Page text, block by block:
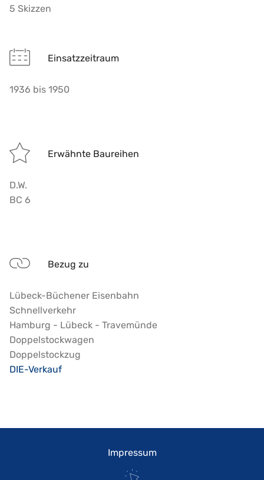
5 Skizzen
Einsatzzeitraum
1936 bis 1950
Erwähnte Baureihen
D.W.
BC 6
Bezug zu
Lübeck-Büchener Eisenbahn
Schnellverkehr
Hamburg - Lübeck - Travemünde
Doppelstockwagen
Doppelstockzug
DIE-Verkauf
Impressum